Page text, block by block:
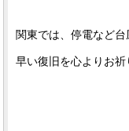
関東では、停電など
早い復旧を心よりお祈